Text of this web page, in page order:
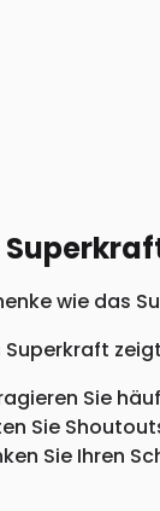
wie das
Superkraft
Sie
Sie
Sie Ihren